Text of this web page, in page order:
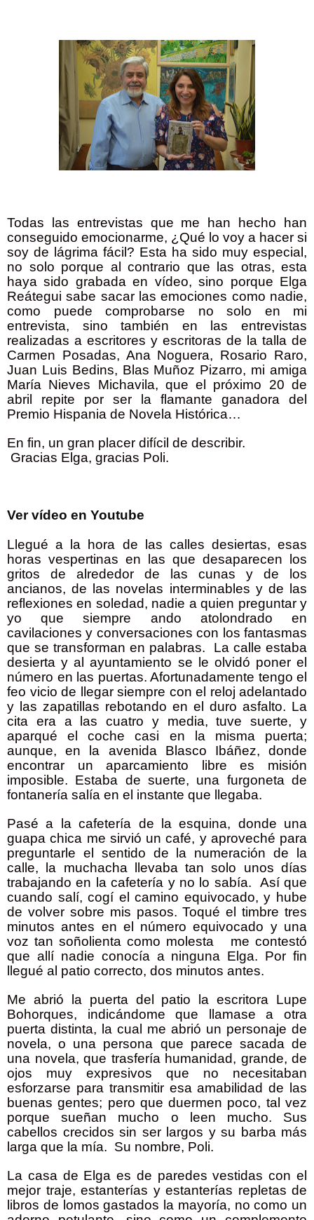
Todas las entrevistas que me han hecho han
conseguido emocionarme, ¿Qué lo voy a hacer si
soy de lágrima fácil? Esta ha sido muy especial,
no solo porque al contrario que las otras, esta
haya sido grabada en vídeo, sino porque Elga
Reátegui sabe sacar las emociones como nadie,
como puede comprobarse no solo en mi
entrevista, sino también en las entrevistas
realizadas a escritores y escritoras de la talla de
Carmen Posadas, Ana Noguera, Rosario Raro,
Juan Luis Bedins, Blas Muñoz Pizarro, mi amiga
María Nieves Michavila, que el próximo 20 de
abril repite por ser la flamante ganadora del
Premio Hispania de Novela Histórica…
En fin, un gran placer difícil de describir.
Gracias Elga, gracias Poli.
Ver vídeo en Youtube
Llegué a la hora de las calles desiertas, esas
horas vespertinas en las que desaparecen los
gritos de alrededor de las cunas y de los
ancianos, de las novelas interminables y de las
reflexiones en soledad, nadie a quien preguntar y
yo que siempre ando atolondrado en
cavilaciones y conversaciones con los fantasmas
que se transforman en palabras.
La calle estaba
desierta y al ayuntamiento se le olvidó poner el
número en las puertas. Afortunadamente tengo el
feo vicio de llegar siempre con el reloj adelantado
y las zapatillas rebotando en el duro asfalto. La
cita era a las cuatro y media, tuve suerte, y
aparqué el coche casi en la misma puerta;
aunque, en la avenida Blasco Ibáñez, donde
encontrar un aparcamiento libre es misión
imposible. Estaba de suerte, una furgoneta de
fontanería salía en el instante que llegaba.
Pasé a la cafetería de la esquina, donde una
guapa chica me sirvió un café, y aproveché para
preguntarle el sentido de la numeración de la
calle, la muchacha llevaba tan solo unos días
trabajando en la cafetería y no lo sabía.
Así que
cuando salí, cogí el camino equivocado, y hube
de volver sobre mis pasos. Toqué el timbre tres
minutos antes en el número equivocado y una
voz tan soñolienta como molesta
me contestó
que allí nadie conocía a ninguna Elga. Por fin
llegué al patio correcto, dos minutos antes.
Me abrió la puerta del patio la escritora Lupe
Bohorques, indicándome que llamase a otra
puerta distinta, la cual me abrió un personaje de
novela, o una persona que parece sacada de
una novela, que trasfería humanidad, grande, de
ojos muy expresivos que no necesitaban
esforzarse para transmitir esa amabilidad de las
buenas gentes; pero que duermen poco, tal vez
porque sueñan mucho o leen mucho. Sus
cabellos crecidos sin ser largos y su barba más
larga que la mía. Su nombre, Poli.
La casa de Elga es de paredes vestidas con el
mejor traje, estanterías y estanterías repletas de
libros de lomos gastados la mayoría, no como un